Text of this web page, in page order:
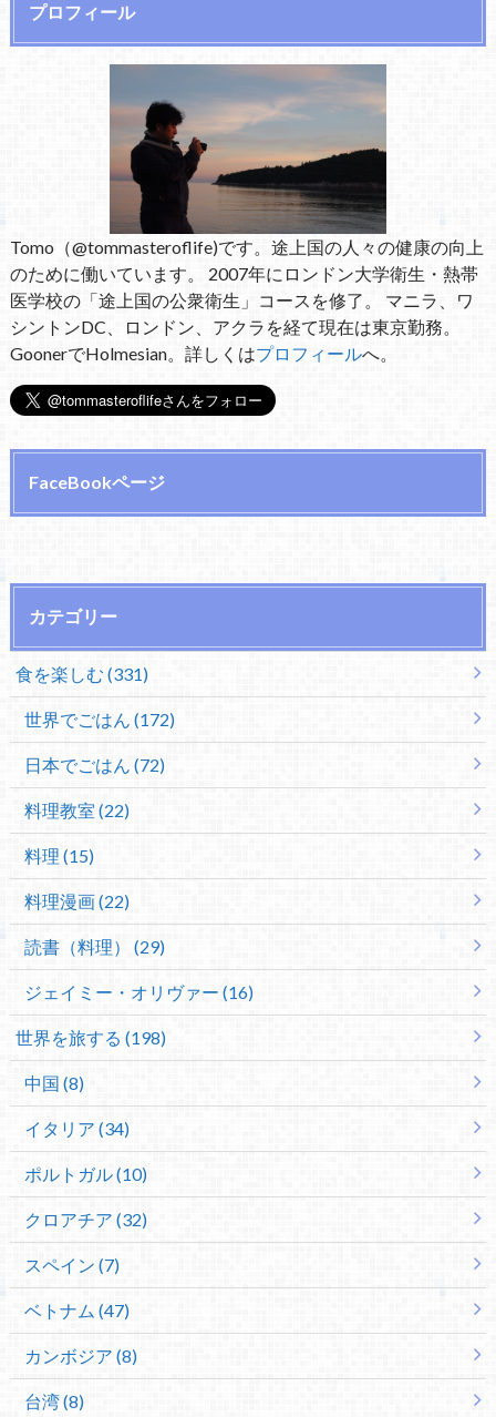
プロフィール
Tomo（@tommasteroflife)です。途上国の人々の健康の向上
のために働いています。 2007年にロンドン大学衛生・熱帯
医学校の「途上国の公衆衛生」コースを修了。 マニラ、ワ
シントンDC、ロンドン、アクラを経て現在は東京勤務。
GoonerでHolmesian。詳しくはプロフィールへ。
FaceBookページ
カテゴリー
食を楽しむ (331)
世界でごはん (172)
日本でごはん (72)
料理教室 (22)
料理 (15)
料理漫画 (22)
読書（料理） (29)
ジェイミー・オリヴァー (16)
世界を旅する (198)
中国 (8)
イタリア (34)
ポルトガル (10)
クロアチア (32)
スペイン (7)
ベトナム (47)
カンボジア (8)
台湾 (8)